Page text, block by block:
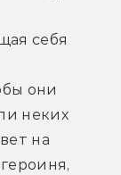
себя
они
неких
на